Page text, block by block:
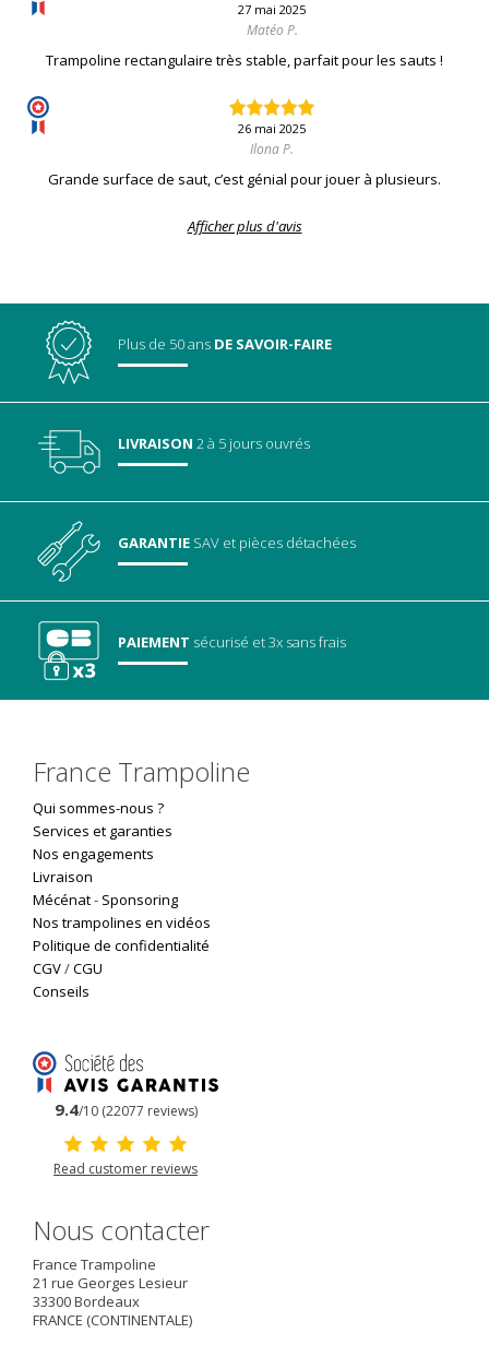
27 mai 2025
Matéo P.
Trampoline rectangulaire très stable, parfait pour les sauts !
26 mai 2025
Ilona P.
Grande surface de saut, c’est génial pour jouer à plusieurs.
Afficher plus d'avis
Plus de 50 ans DE SAVOIR-FAIRE
LIVRAISON 2 à 5 jours ouvrés
GARANTIE SAV et pièces détachées
PAIEMENT sécurisé et 3x sans frais
France Trampoline
Qui sommes-nous ?
Services et garanties
Nos engagements
Livraison
Mécénat- Sponsoring
Nos trampolines en vidéos
Politique de confidentialité
CGV/CGU
Conseils
9.4/10 (22077 reviews)
Read customer reviews
Nous contacter
France Trampoline
21 rue Georges Lesieur
33300Bordeaux
FRANCE (CONTINENTALE)